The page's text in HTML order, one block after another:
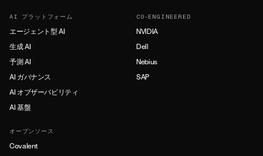
AI プラットフォーム
エージェント型 AI
生成 AI
予測 AI
AI ガバナンス
AI オブザーバビリティ
AI 基盤
オープンソース
Covalent
CO-ENGINEERED
NVIDIA
Dell
Nebius
SAP